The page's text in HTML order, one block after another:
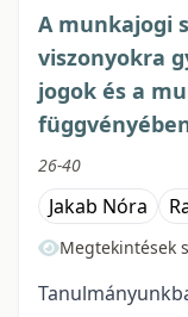
A munkajogi
viszonyokra
jogok és a
26-40
Jakab Nóra
Megtekintések